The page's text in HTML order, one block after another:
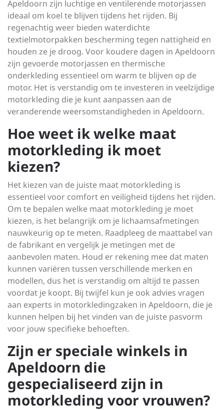
Apeldoorn zijn luchtige en ventilerende motorjassen
ideaal om koel te blijven tijdens het rijden. Bij
regenachtig weer bieden waterdichte
textielmotorpakken bescherming tegen nattigheid en
houden ze je droog. Voor koudere dagen in Apeldoorn
zijn gevoerde motorjassen en thermische
onderkleding essentieel om warm te blijven op de
motor. Het is verstandig om te investeren in veelzijdige
motorkleding die je kunt aanpassen aan de
veranderende weersomstandigheden in Apeldoorn.
Hoe weet ik welke maat
motorkleding ik moet
kiezen?
Het kiezen van de juiste maat motorkleding is
essentieel voor comfort en veiligheid tijdens het rijden.
Om te bepalen welke maat motorkleding je moet
kiezen, is het belangrijk om je lichaamsafmetingen
nauwkeurig op te meten. Raadpleeg de maattabel van
de fabrikant en vergelijk je metingen met de
aanbevolen maten. Houd er rekening mee dat maten
kunnen variëren tussen verschillende merken en
modellen, dus het is verstandig om altijd te passen
voordat je koopt. Bij twijfel kun je ook advies vragen
aan experts in motorkledingzaken in Apeldoorn, die je
kunnen helpen bij het vinden van de juiste pasvorm
voor jouw specifieke behoeften.
Zijn er speciale winkels in
Apeldoorn die
gespecialiseerd zijn in
motorkleding voor vrouwen?